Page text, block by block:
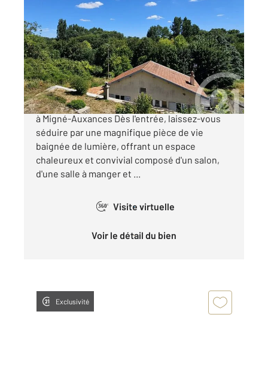
MIGNE AUXANCES 86
133 m , 5 pièces
Ref : 1950
Maison à vendre
220 000 €
Belle maison des années 50 rénovée avec goût
à Migné-Auxances Dès l'entrée, laissez-vous
séduire par une magnifique pièce de vie
baignée de lumière, offrant un espace
chaleureux et convivial composé d'un salon,
d'une salle à manger et ...
360° Visite virtuelle
Voir le détail du bien
Exclusivité